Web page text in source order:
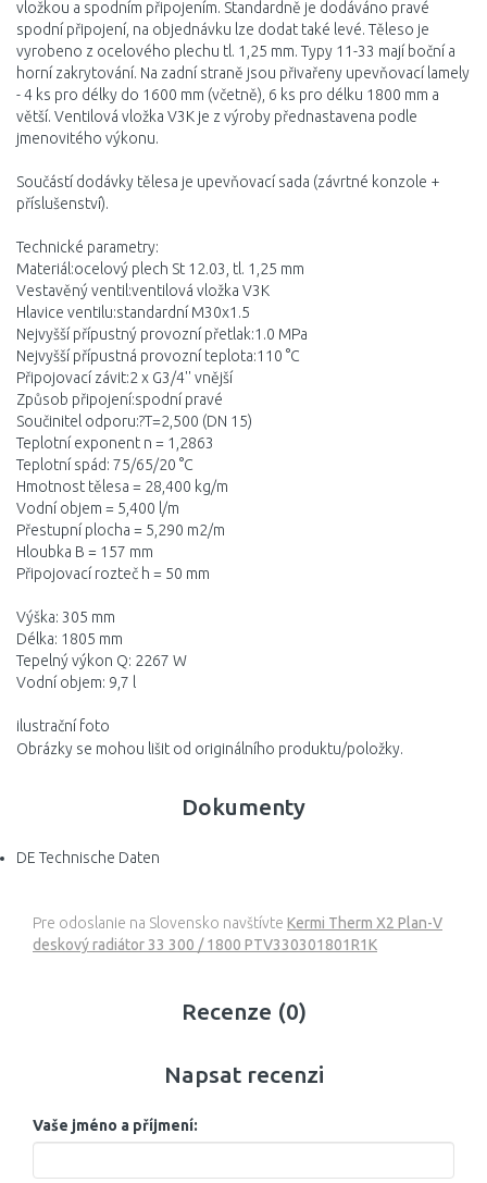
vložkou a spodním připojením. Standardně je dodáváno pravé
spodní připojení, na objednávku lze dodat také levé. Těleso je
vyrobeno z ocelového plechu tl. 1,25 mm. Typy 11-33 mají boční a
horní zakrytování. Na zadní straně jsou přivařeny upevňovací lamely
- 4 ks pro délky do 1600 mm (včetně), 6 ks pro délku 1800 mm a
větší. Ventilová vložka V3K je z výroby přednastavena podle
jmenovitého výkonu.
Součástí dodávky tělesa je upevňovací sada (závrtné konzole +
příslušenství).
Technické parametry:
Materiál:ocelový plech St 12.03, tl. 1,25 mm
Vestavěný ventil:ventilová vložka V3K
Hlavice ventilu:standardní M30x1.5
Nejvyšší přípustný provozní přetlak:1.0 MPa
Nejvyšší přípustná provozní teplota:110 °C
Připojovací závit:2 x G3/4'' vnější
Způsob připojení:spodní pravé
Součinitel odporu:?T=2,500 (DN 15)
Teplotní exponent n = 1,2863
Teplotní spád: 75/65/20 °C
Hmotnost tělesa = 28,400 kg/m
Vodní objem = 5,400 l/m
Přestupní plocha = 5,290 m2/m
Hloubka B = 157 mm
Připojovací rozteč h = 50 mm
Výška: 305 mm
Délka: 1805 mm
Tepelný výkon Q: 2267 W
Vodní objem: 9,7 l
ilustrační foto
Obrázky se mohou lišit od originálního produktu/položky.
Dokumenty
DE Technische Daten
Pre odoslanie na Slovensko navštívte Kermi Therm X2 Plan-V
deskový radiátor 33 300 / 1800 PTV330301801R1K
Recenze (0)
Napsat recenzi
Vaše jméno a příjmení: